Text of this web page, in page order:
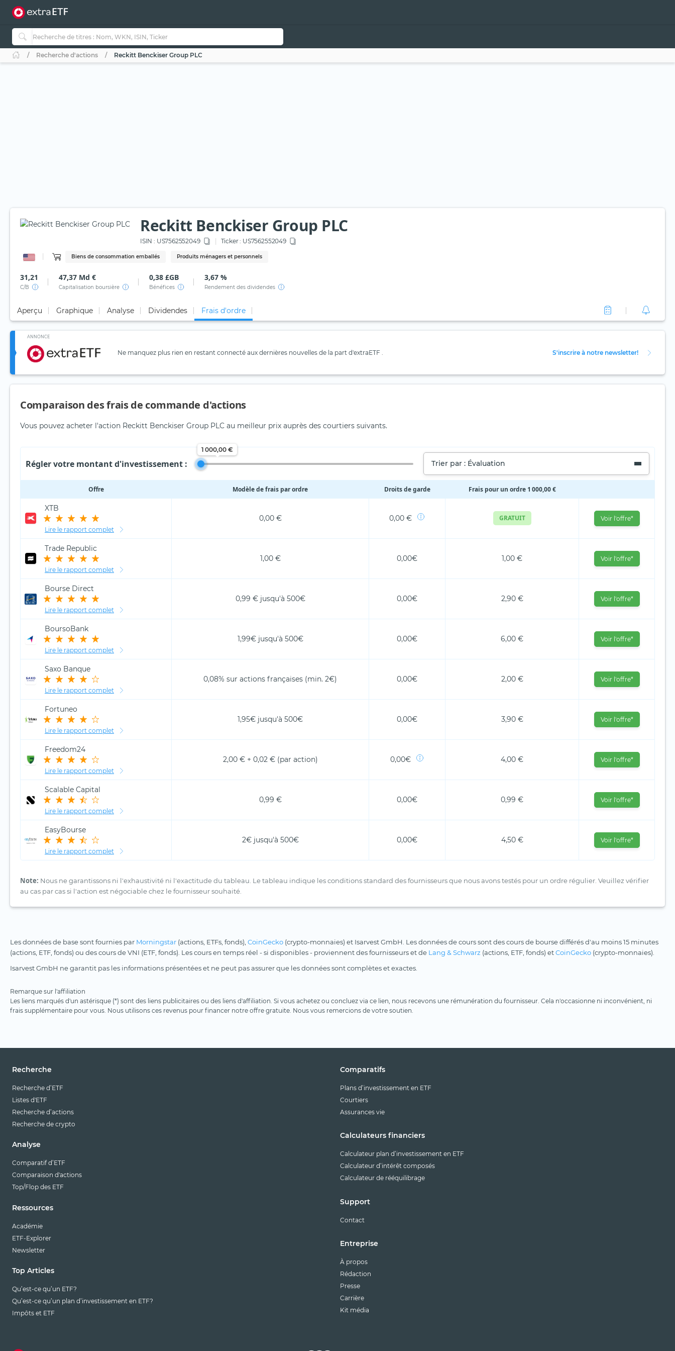
Recherche d'actions Reckitt Benckiser Group PLC
Reckitt Benckiser Group PLC
ISIN : US7562552049 Ticker : US7562552049
Biens de consommation emballés Produits ménagers et personnels
31,21
C/B
47,37 Md €
Capitalisation boursière
0,38 £GB
Bénéfices
3,67 %
Rendement des dividendes
Aperçu Graphique Analyse Dividendes Frais d'ordre
ANNONCE
Ne manquez plus rien en restant connecté aux dernières nouvelles de la part d'extraETF . S'inscrire à notre newsletter!
Comparaison des frais de commande d'actions
Vous pouvez acheter l'action Reckitt Benckiser Group PLC au meilleur prix auprès des courtiers suivants.
Régler votre montant d'investissement :
1 000,00 €
Trier par : Évaluation
Offre Modèle de frais par ordre Droits de garde Frais pour un ordre 1 000,00 €
XTB
Lire le rapport complet
0,00 € 0,00 € GRATUIT Voir l'offre*
Trade Republic
Lire le rapport complet
1,00 € 0,00€ 1,00 € Voir l'offre*
Bourse Direct
Lire le rapport complet
0,99 € jusqu'à 500€ 0,00€ 2,90 € Voir l'offre*
BoursoBank
Lire le rapport complet
1,99€ jusqu'à 500€ 0,00€ 6,00 € Voir l'offre*
Saxo Banque
Lire le rapport complet
0,08% sur actions françaises (min. 2€) 0,00€ 2,00 € Voir l'offre*
Fortuneo
Lire le rapport complet
1,95€ jusqu'à 500€ 0,00€ 3,90 € Voir l'offre*
Freedom24
Lire le rapport complet
2,00 € + 0,02 € (par action) 0,00€ 4,00 € Voir l'offre*
Scalable Capital
Lire le rapport complet
0,99 € 0,00€ 0,99 € Voir l'offre*
EasyBourse
Lire le rapport complet
2€ jusqu'à 500€ 0,00€ 4,50 € Voir l'offre*
Note: Nous ne garantissons ni l'exhaustivité ni l'exactitude du tableau. Le tableau indique les conditions standard des fournisseurs que nous avons testés pour un ordre régulier. Veuillez vérifier
au cas par cas si l'action est négociable chez le fournisseur souhaité.
Les données de base sont fournies par Morningstar (actions, ETFs, fonds), CoinGecko (crypto-monnaies) et Isarvest GmbH. Les données de cours sont des cours de bourse différés d'au moins 15 minutes
(actions, ETF, fonds) ou des cours de VNI (ETF, fonds). Les cours en temps réel - si disponibles - proviennent des fournisseurs et de Lang & Schwarz (actions, ETF, fonds) etCoinGecko (crypto-monnaies).
Isarvest GmbH ne garantit pas les informations présentées et ne peut pas assurer que les données sont complètes et exactes.
Remarque sur l'affiliation
Les liens marqués d'un astérisque (*) sont des liens publicitaires ou des liens d'affiliation. Si vous achetez ou concluez via ce lien, nous recevons une rémunération du fournisseur. Cela n'occasionne ni inconvénient, ni
frais supplémentaire pour vous. Nous utilisons ces revenus pour financer notre offre gratuite. Nous vous remercions de votre soutien.
Recherche
Recherche d’ETF
Listes d'ETF
Recherche d’actions
Recherche de crypto
Analyse
Comparatif d’ETF
Comparaison d'actions
Top/Flop des ETF
Ressources
Académie
ETF-Explorer
Newsletter
Top Articles
Qu’est-ce qu’un ETF?
Qu’est-ce qu’un plan d’investissement en ETF?
Impôts et ETF
Comparatifs
Plans d’investissement en ETF
Courtiers
Assurances vie
Calculateurs financiers
Calculateur plan d’investissement en ETF
Calculateur d’intérêt composés
Calculateur de rééquilibrage
Support
Contact
Entreprise
À propos
Rédaction
Presse
Carrière
Kit média